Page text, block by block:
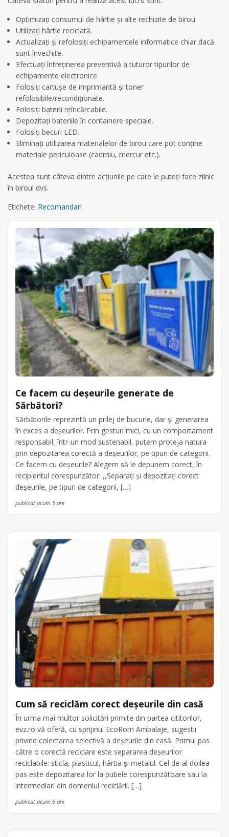
Optimizați consumul de hârtie și alte rechizite de birou.
Utilizați hârtie reciclată.
Actualizați și refolosiți echipamentele informatice chiar dacă
sunt învechite.
Efectuați întreținerea preventivă a tuturor tipurilor de
echipamente electronice.
Folosiți cartușe de imprimantă și toner
refolosibile/recondiționate.
Folosiți baterii reîncărcabile.
Depozitați bateriile în containere speciale.
Folosiți becuri LED.
Eliminați utilizarea materialelor de birou care pot conține
materiale periculoase (cadmiu, mercur etc.).
Acestea sunt câteva dintre acțiunile pe care le puteți face zilnic
în biroul dvs.
Etichete: Recomandari
Ce facem cu deșeurile generate de
Sărbători?
Sărbătorile reprezintă un prilej de bucurie, dar și generarea
în exces a deșeurilor. Prin gesturi mici, cu un comportament
responsabil, într-un mod sustenabil, putem proteja natura
prin depozitarea corectă a deșeurilor, pe tipuri de categorii.
Ce facem cu deșeurile? Alegem să le depunem corect, în
recipientul corespunzător. ,,Separați și depozitați corect
deșeurile, pe tipuri de categorii, […]
publicat acum 5 ani
Cum să reciclăm corect deşeurile din casă
În urma mai multor solicitări primite din partea cititorilor,
evz.ro vă oferă, cu sprijinul EcoRom Ambalaje, sugestii
privind colectarea selectivă a deşeurile din casă. Primul pas
către o corectă reciclare este separarea deşeurilor
reciclabile: sticla, plasticul, hârtia şi metalul. Cel de-al doilea
pas este depozitarea lor la pubele corespunzătoare sau la
intermediari din domeniul reciclării. […]
publicat acum 6 ani